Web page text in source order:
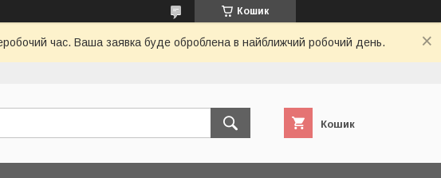
Кошик
час. Ваша заявка буде оброблена в найближчий робочий день.
Кошик